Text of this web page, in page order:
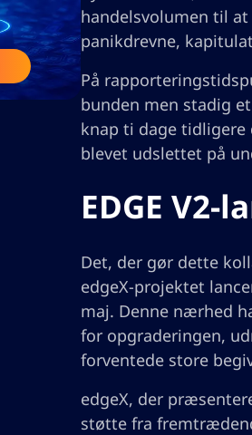
handelsvolumen til
panikdrevne,
På
bunden men stadig
knap ti dage tidligere
blevet udslettet på
EDGE
Det, der gør dette
edgeX-projektet
maj. Denne nærhed
for opgraderingen,
forventede store
edgeX, der
støtte fra